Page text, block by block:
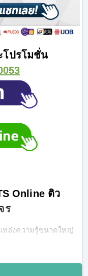
โปรโมชั่น
Online ติว
ร
หล่งความรู้ขนาดใหญ่
อมตอบโจทย์ความ
Online